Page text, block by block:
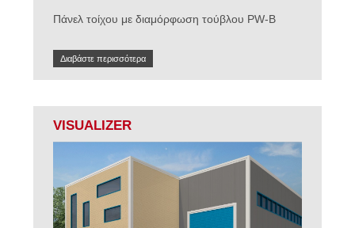
Πάνελ τοίχου με διαμόρφωση τούβλου PW-B
Διαβάστε περισσότερα
VISUALIZER